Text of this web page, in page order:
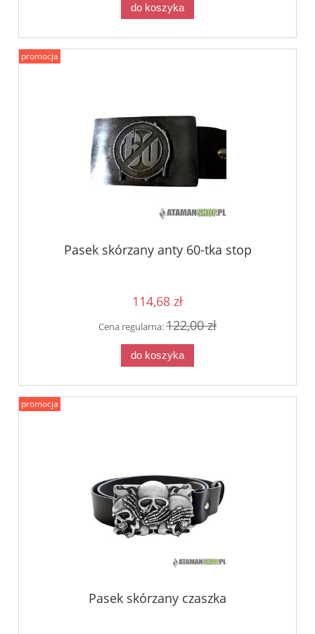
do koszyka
Pasek skórzany anty 60-tka stop
114,68 zł
Cena regularna:122,00 zł
do koszyka
promocja
Pasek skórzany czaszka
promocja